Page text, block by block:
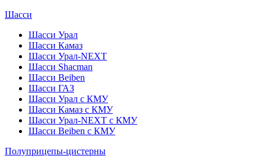
Шасси
Шасси Урал
Шасси Камаз
Шасси Урал-NEXT
Шасси Shacman
Шасси Beiben
Шасси ГАЗ
Шасси Урал с КМУ
Шасси Камаз с КМУ
Шасси Урал-NEXT с КМУ
Шасси Beiben с КМУ
Полуприцепы-цистерны